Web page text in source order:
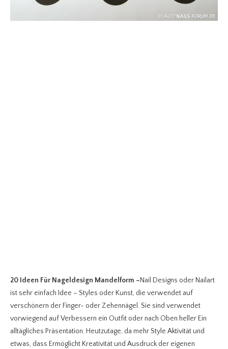
20 Ideen Für Nageldesign Mandelform –Nail Designs oder Nailart
ist sehr einfach Idee – Styles oder Kunst, die verwendet auf
verschönern der Finger- oder Zehennägel. Sie sind verwendet
vorwiegend auf Verbessern ein Outfit oder nach Oben heller Ein
alltägliches Präsentation. Heutzutage, da mehr Style Aktivität und
etwas, dass Ermöglicht Kreativität und Ausdruck der eigenen